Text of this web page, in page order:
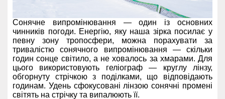
Сонячне випромінювання — один із основних
чинників погоди. Енергію, яку наша зірка посилає у
певну зону тропосфери, можна порахувати за
тривалістю сонячного випромінювання — скільки
годин сонце світило, а не ховалось за хмарами. Для
цього використовують геліограф — круглу лінзу,
обгорнуту стрічкою з поділками, що відповідають
годинам. Удень сфокусовані лінзою сонячні промені
світять на стрічку та випалюють її.